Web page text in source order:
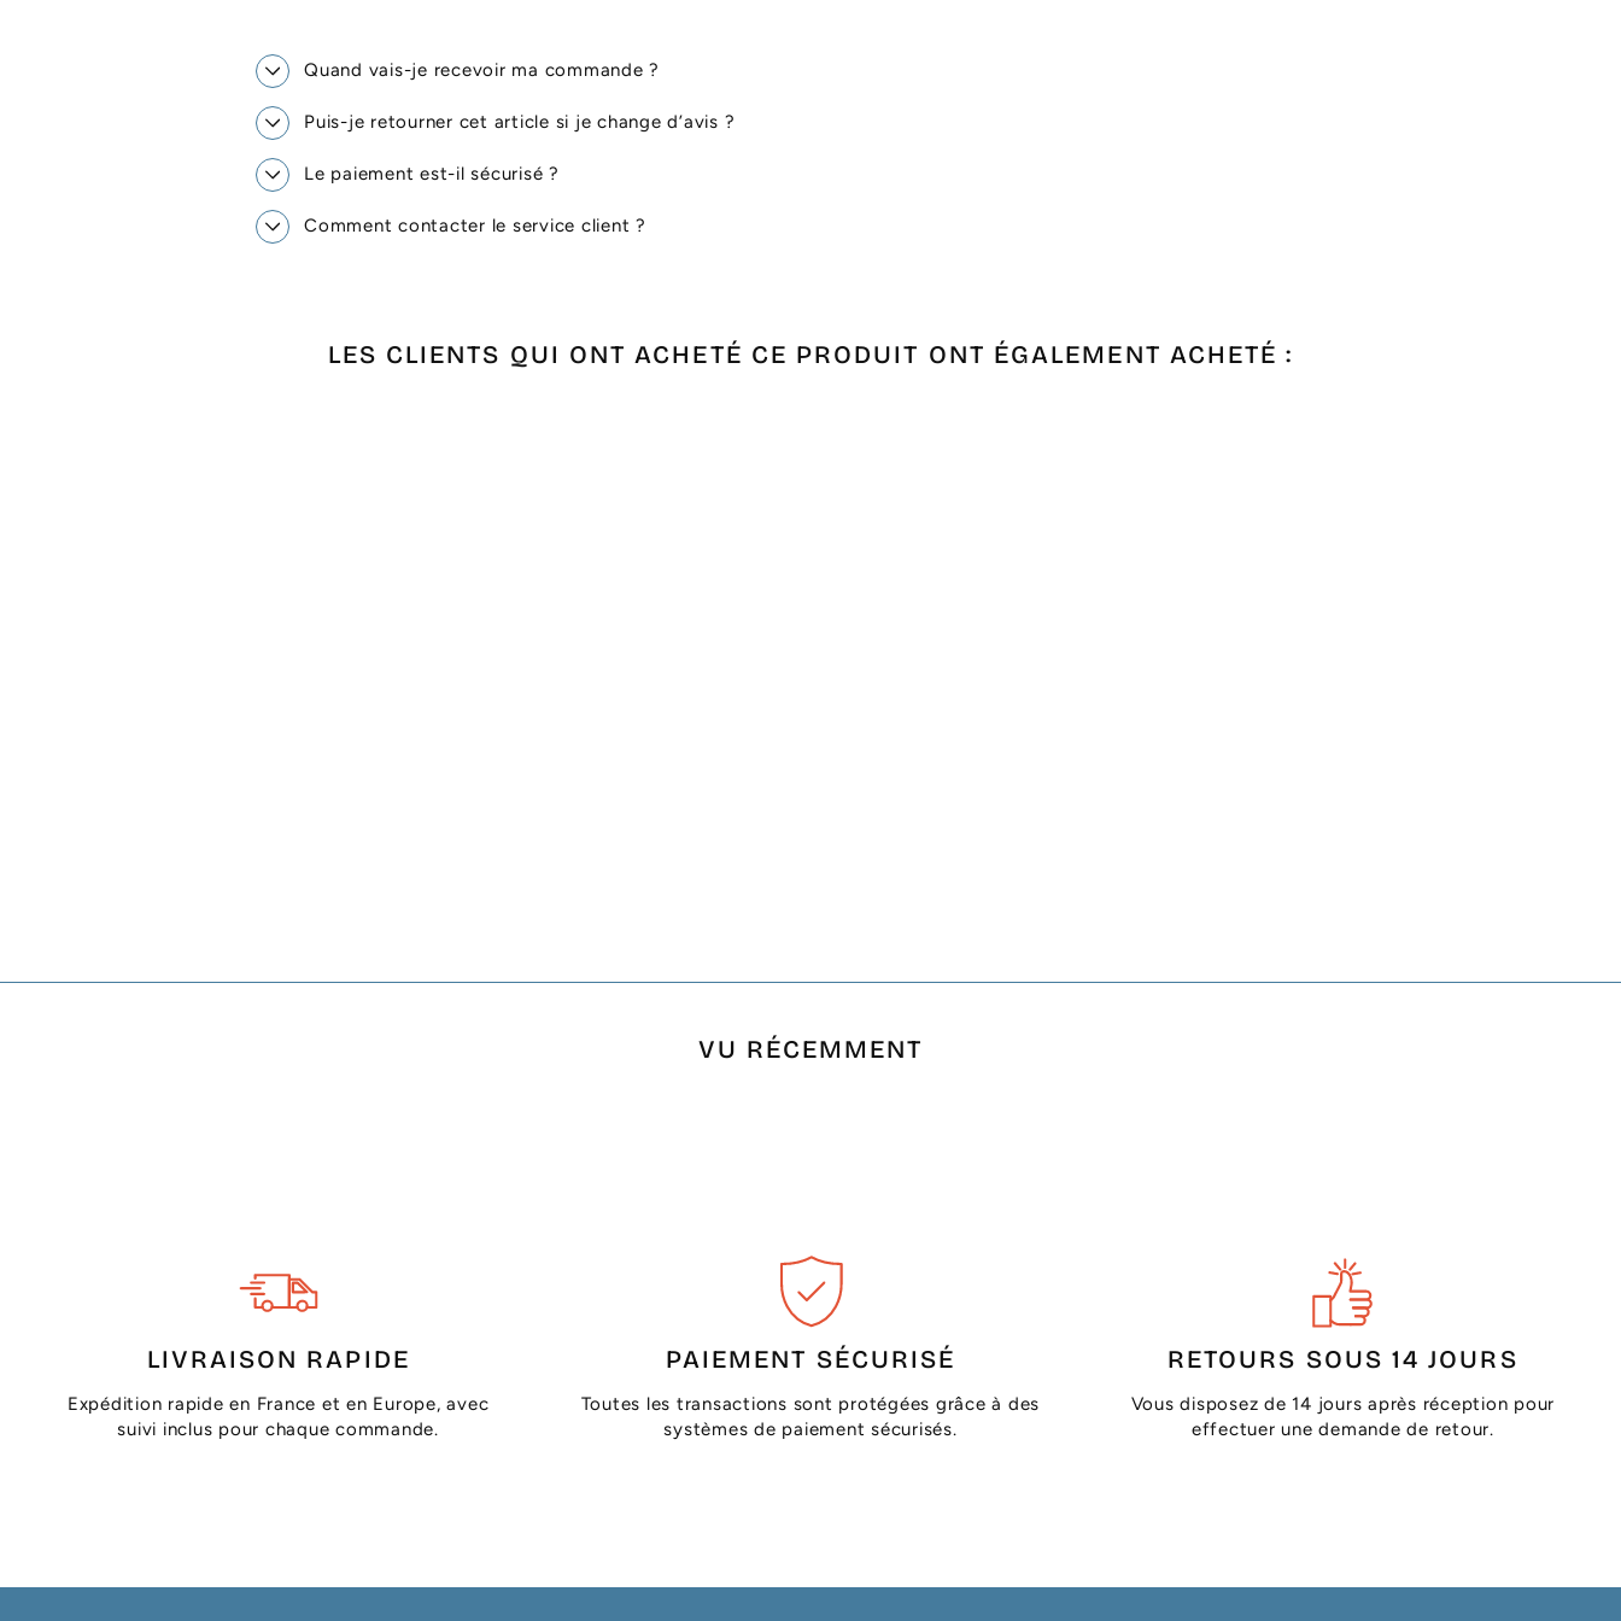
Quand vais-je recevoir ma commande ?
Puis-je retourner cet article si je change d’avis ?
Le paiement est-il sécurisé ?
Comment contacter le service client ?
LES CLIENTS QUI ONT ACHETÉ CE PRODUIT ONT ÉGALEMENT ACHETÉ :
VU RÉCEMMENT
LIVRAISON RAPIDE
Expédition rapide en France et en Europe, avec
suivi inclus pour chaque commande.
PAIEMENT SÉCURISÉ
Toutes les transactions sont protégées grâce à des
systèmes de paiement sécurisés.
RETOURS SOUS 14 JOURS
Vous disposez de 14 jours après réception pour
effectuer une demande de retour.